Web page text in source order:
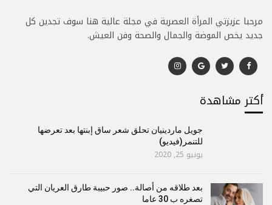
مرحبا عزيزتي المرأة العصرية في مجلة عالية هنا سوف تجدين كل
جديد يخص الموضة والجمال والصحة وفن العيش.
أكتر مشاهدة
جويل ماردينيان تحلق شعر ساق إبنتها بعد تعرضها
للتنمر(فيديو)
يونيو 25, 2020
بعد طلاقه من أصالة.. صور حبيبة طارق العريان التي
تصغره ب 30 عاما